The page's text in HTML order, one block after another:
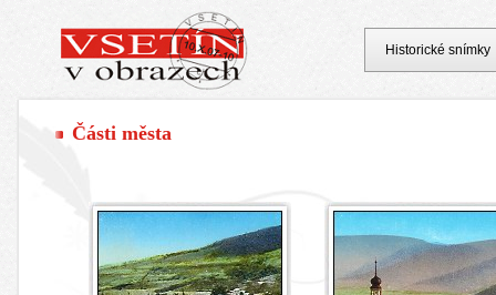
Části města
Historické snímky